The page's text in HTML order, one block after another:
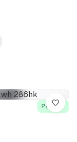
På lager
Lagre